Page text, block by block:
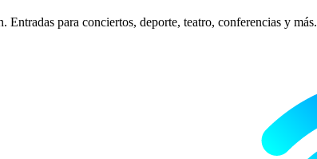
para conciertos, deporte, teatro, conferencias y más.